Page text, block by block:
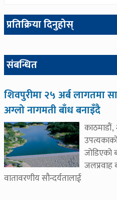
प्रतिक्रिया दिनुहोस्
संबन्धित
शिवपुरीमा २५ अर्ब लागतमा
अग्लो नागमती बाँध बनाइँदै
जोडिएको
जलप्रवाह
वातावरणीय सौन्दर्यतालाई